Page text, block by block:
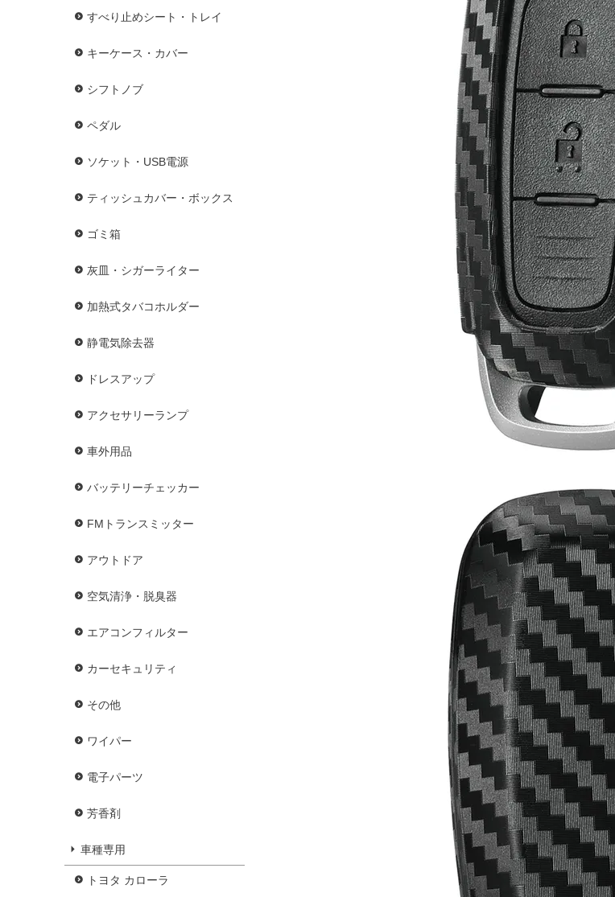
すべり止めシート・トレイ
キーケース・カバー
シフトノブ
ペダル
ソケット・USB電源
ティッシュカバー・ボックス
ゴミ箱
灰皿・シガーライター
加熱式タバコホルダー
静電気除去器
ドレスアップ
アクセサリーランプ
車外用品
バッテリーチェッカー
FMトランスミッター
アウトドア
空気清浄・脱臭器
エアコンフィルター
カーセキュリティ
その他
ワイパー
電子パーツ
芳香剤
車種専用
トヨタ カローラ